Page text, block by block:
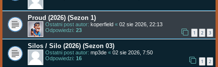
Proud (2026) (Sezon 1)
Ostatni post autor: koperfield « 02 sie 2026, 22:13
Odpowiedzi: 23 1 2 3
Silos / Silo (2026) (Sezon 03)
Ostatni post autor: mp3de « 02 sie 2026, 7:50
Odpowiedzi: 16 1 2